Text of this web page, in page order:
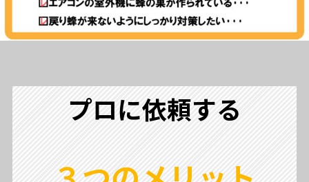
プロに依頼する